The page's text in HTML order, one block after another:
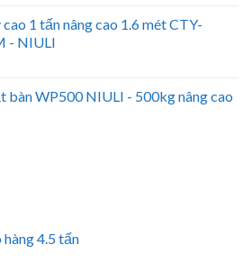
cao 1 tấn nâng cao 1.6 mét CTY-
- NIULI
bàn WP500 NIULI - 500kg nâng cao
hàng 4.5 tấn